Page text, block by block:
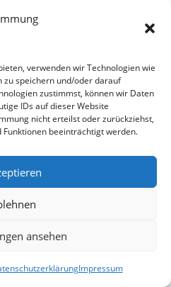
verwenden wir Technologien wie
zu speichern und/oder darauf
zustimmst, können wir Daten
IDs auf dieser Website
nicht erteilst oder zurückziehst,
beeinträchtigt werden.
ansehen
Impressum
Sportplatz
für Obdachlose